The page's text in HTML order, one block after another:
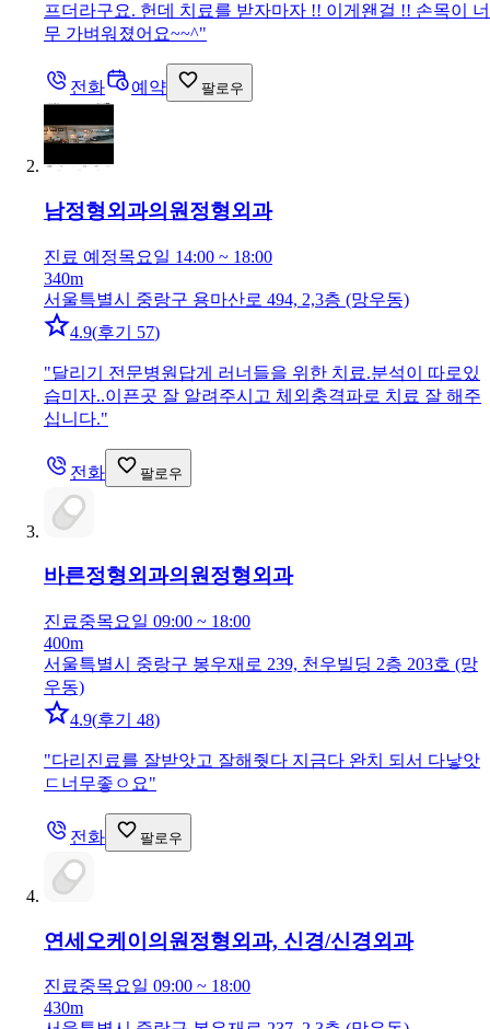
프더라구요. 헌데 치료를 받자마자 !! 이게왠걸 !! 손목이 너
무 가벼워졌어요~~^"
전화 예약 팔로우
남정형외과의원 정형외과
진료 예정목요일 14:00 ~ 18:00
340m
서울특별시 중랑구 용마산로 494, 2,3층 (망우동)
4.9(후기 57)
"달리기 전문병원답게 러너들을 위한 치료.분석이 따로있
습미자..이픈곳 잘 알려주시고 체외충격파로 치료 잘 해주
십니다."
전화 팔로우
바른정형외과의원정형외과
진료중목요일 09:00 ~ 18:00
400m
서울특별시 중랑구 봉우재로 239, 천우빌딩 2층 203호 (망
우동)
4.9(후기 48)
"다리진료를 잘받앗고 잘해줫다 지금다 완치 되서 다낳앗
ㄷ너무좋ㅇ요"
전화 팔로우
연세오케이의원 정형외과, 신경/신경외과
진료중목요일 09:00 ~ 18:00
430m